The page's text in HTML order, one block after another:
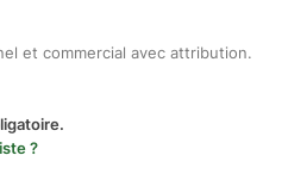
et commercial avec attribution.
?